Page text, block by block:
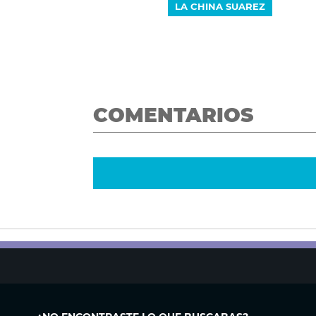
LA CHINA SUAREZ
COMENTARIOS